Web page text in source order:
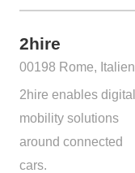
2hire
00198 Rome, Italien
2hire enables digital
mobility solutions
around connected
cars.